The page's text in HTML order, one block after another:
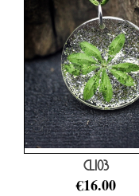
CL103
€16.00